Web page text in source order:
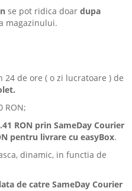
se pot ridica doar dupa
magazinului.
de ore ( o zi lucratoare ) de
RON;
RON prin SameDay Courier
pentru livrare cu easyBox.
dinamic, in functia de
de catre SameDay Courier